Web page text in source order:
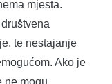
mjesta.
te nestajanje
Ako je